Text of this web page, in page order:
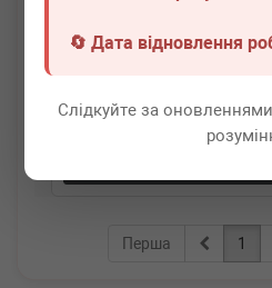
🔄 Дата відновлення
Слідкуйте за
Перша 1